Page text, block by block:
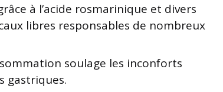
à l’acide rosmarinique et divers
libres responsables de nombreux
soulage les inconforts
gastriques.